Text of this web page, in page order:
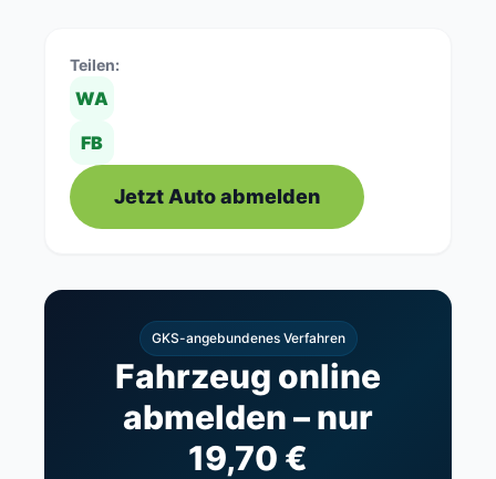
Teilen:
WA
FB
Jetzt Auto abmelden
GKS-angebundenes Verfahren
Fahrzeug online
abmelden – nur
19,70 €